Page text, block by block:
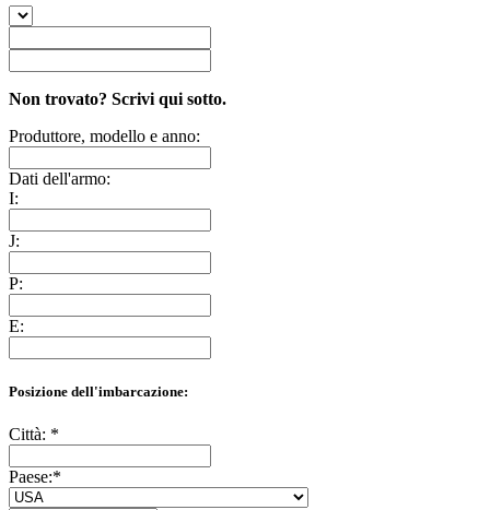
Non trovato? Scrivi qui sotto.
Produttore, modello e anno:
Dati dell'armo:
I:
J:
P:
E:
Posizione dell'imbarcazione:
Città: *
Paese:*